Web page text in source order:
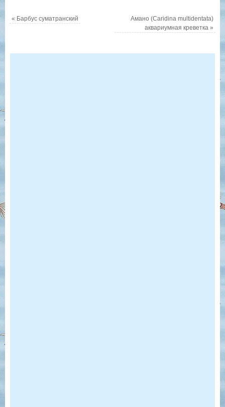
« Барбус суматранский
Амано (Caridina multidentata)
аквариумная креветка»